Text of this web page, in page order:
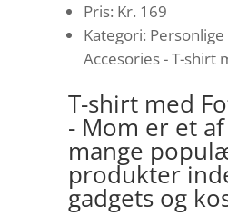
Pris: Kr. 169
Kategori: Personlige
Accesories - T-shirt
T-shirt med
- Mom er et
mange
produkter
gadgets og